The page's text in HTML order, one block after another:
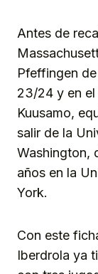
Antes de
Pfeffingen
23/24 y en
Kuusamo,
salir de la
Washington,
años en la
York.
Con este
Iberdrola ya